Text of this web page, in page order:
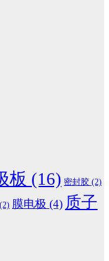
板 (16) 密封胶 (2)
(2) 膜电极 (4) 质子